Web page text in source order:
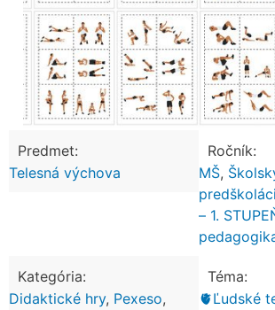
Predmet:
Telesná výchova
Ročník:
MŠ,
predškoláci
– 1.
Kategória:
Didaktické hry, Pexeso,
Téma:
🫀Ľudské